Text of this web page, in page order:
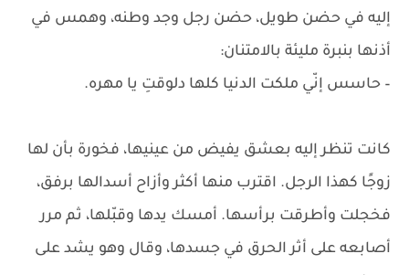
إليه في حضن طويل، حضن رجل وجد وطنه، وهمس في
أذنها بنبرة مليئة بالامتنان:
– حاسس إنّي ملكت الدنيا كلها دلوقتِ يا مهره.
كانت تنظر إليه بعشق يفيض من عينيها، فخورة بأن لها
زوجًا كهذا الرجل. اقترب منها أكثر وأزاح أسدالها برفق،
فخجلت وأطرقت برأسها. أمسك يدها وقبّلها، ثم مرر
أصابعه على أثر الحرق في جسدها، وقال وهو يشد على